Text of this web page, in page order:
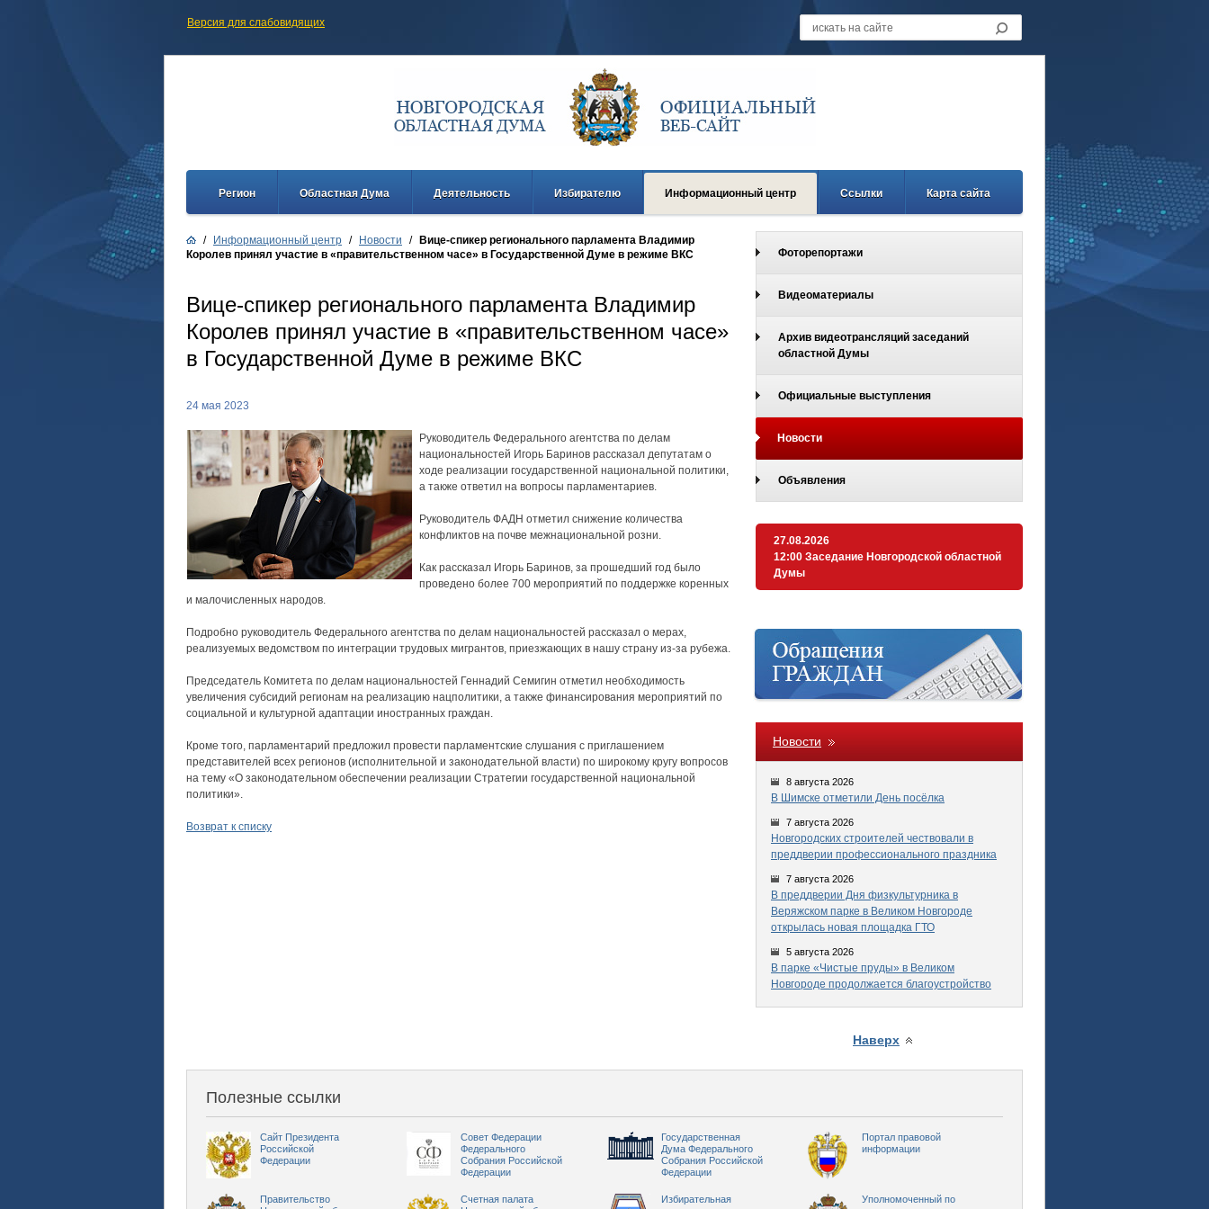
Версия для слабовидящих
Регион Областная Дума Деятельность Избирателю Информационный центр Ссылки Карта сайта
Фоторепортажи
Видеоматериалы
Архив видеотрансляций заседаний
областной Думы
Официальные выступления
Новости
Объявления
27.08.2026
12:00 Заседание Новгородской областной
Думы
Новости
8 августа 2026
В Шимске отметили День посёлка
7 августа 2026
Новгородских строителей чествовали в
преддверии профессионального праздника
7 августа 2026
В преддверии Дня физкультурника в
Веряжском парке в Великом Новгороде
открылась новая площадка ГТО
5 августа 2026
В парке «Чистые пруды» в Великом
Новгороде продолжается благоустройство
/ Информационный центр / Новости /
Вице-спикер регионального парламента Владимир
Королев принял участие в «правительственном часе» в Государственной Думе в режиме ВКС
Вице-спикер регионального парламента Владимир
Королев принял участие в «правительственном часе»
в Государственной Думе в режиме ВКС
24 мая 2023
Руководитель Федерального агентства по делам
национальностей Игорь Баринов рассказал депутатам о
ходе реализации государственной национальной политики,
а также ответил на вопросы парламентариев.
Руководитель ФАДН отметил снижение количества
конфликтов на почве межнациональной розни.
Как рассказал Игорь Баринов, за прошедший год было
проведено более 700 мероприятий по поддержке коренных
и малочисленных народов.
Подробно руководитель Федерального агентства по делам национальностей рассказал о мерах,
реализуемых ведомством по интеграции трудовых мигрантов, приезжающих в нашу страну из‑за рубежа.
Председатель Комитета по делам национальностей Геннадий Семигин отметил необходимость
увеличения субсидий регионам на реализацию нацполитики, а также финансирования мероприятий по
социальной и культурной адаптации иностранных граждан.
Кроме того, парламентарий предложил провести парламентские слушания с приглашением
представителей всех регионов (исполнительной и законодательной власти) по широкому кругу вопросов
на тему «О законодательном обеспечении реализации Стратегии государственной национальной
политики».
Возврат к списку
Наверх
Полезные ссылки
Сайт Президента
Российской
Федерации
Совет Федерации
Федерального
Собрания Российской
Федерации
Государственная
Дума Федерального
Собрания Российской
Федерации
Портал правовой
информации
Правительство
Счетная палата
Избирательная
Уполномоченный по